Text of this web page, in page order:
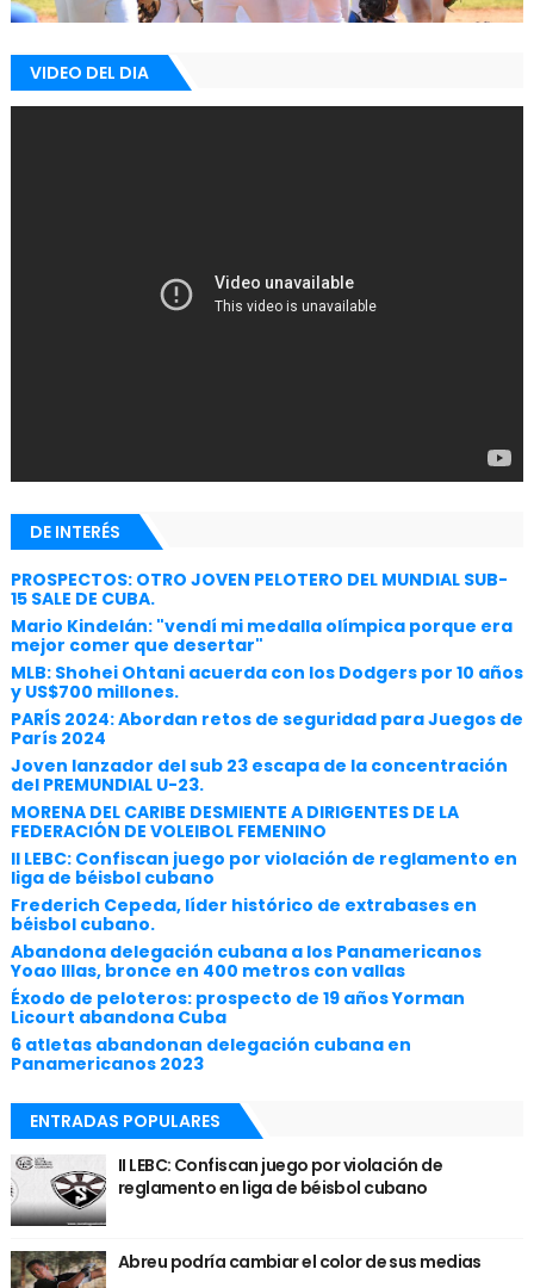
VIDEO DEL DIA
DE INTERÉS
PROSPECTOS: OTRO JOVEN PELOTERO DEL MUNDIAL SUB-
15 SALE DE CUBA.
Mario Kindelán: "vendí mi medalla olímpica porque era
mejor comer que desertar"
MLB: Shohei Ohtani acuerda con los Dodgers por 10 años
y US$700 millones.
PARÍS 2024: Abordan retos de seguridad para Juegos de
París 2024
Joven lanzador del sub 23 escapa de la concentración
del PREMUNDIAL U-23.
MORENA DEL CARIBE DESMIENTE A DIRIGENTES DE LA
FEDERACIÓN DE VOLEIBOL FEMENINO
II LEBC: Confiscan juego por violación de reglamento en
liga de béisbol cubano
Frederich Cepeda, líder histórico de extrabases en
béisbol cubano.
Abandona delegación cubana a los Panamericanos
Yoao Illas, bronce en 400 metros con vallas
Éxodo de peloteros: prospecto de 19 años Yorman
Licourt abandona Cuba
6 atletas abandonan delegación cubana en
Panamericanos 2023
ENTRADAS POPULARES
II LEBC: Confiscan juego por violación de
reglamento en liga de béisbol cubano
Abreu podría cambiar el color de sus medias